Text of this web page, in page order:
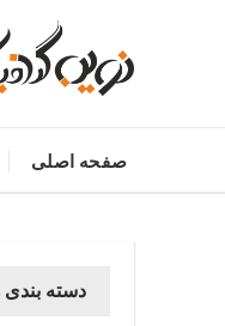
صفحه اصلی
دسته بندی